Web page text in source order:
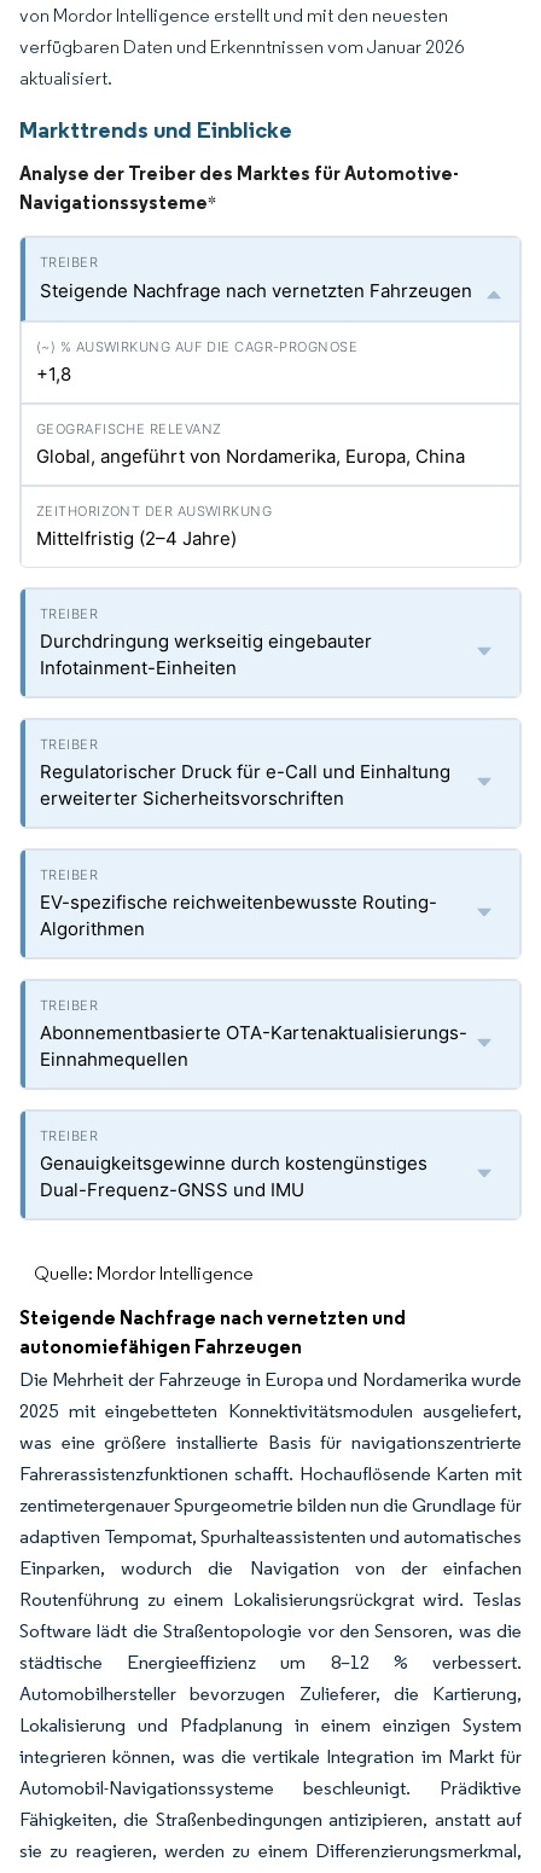
von Mordor Intelligence erstellt und mit den neuesten
verfügbaren Daten und Erkenntnissen vom Januar 2026
aktualisiert.
Markttrends und Einblicke
Analyse der Treiber des Marktes für Automotive-
Navigationssysteme*
Steigende Nachfrage nach vernetzten Fahrzeugen
+1,8
Global, angeführt von Nordamerika, Europa, China
Mittelfristig (2–4 Jahre)
Durchdringung werkseitig eingebauter
Infotainment-Einheiten
Regulatorischer Druck für e-Call und Einhaltung
erweiterter Sicherheitsvorschriften
EV-spezifische reichweitenbewusste Routing-
Algorithmen
Abonnementbasierte OTA-Kartenaktualisierungs-
Einnahmequellen
Genauigkeitsgewinne durch kostengünstiges
Dual-Frequenz-GNSS und IMU
Quelle: Mordor Intelligence
Steigende Nachfrage nach vernetzten und
autonomiefähigen Fahrzeugen
Die Mehrheit der Fahrzeuge in Europa und Nordamerika wurde
2025 mit eingebetteten Konnektivitätsmodulen ausgeliefert,
was eine größere installierte Basis für navigationszentrierte
Fahrerassistenzfunktionen schafft. Hochauflösende Karten mit
zentimetergenauer Spurgeometrie bilden nun die Grundlage für
adaptiven Tempomat, Spurhalteassistenten und automatisches
Einparken, wodurch die Navigation von der einfachen
Routenführung zu einem Lokalisierungsrückgrat wird. Teslas
Software lädt die Straßentopologie vor den Sensoren, was die
städtische Energieeffizienz um 8–12 % verbessert.
Automobilhersteller bevorzugen Zulieferer, die Kartierung,
Lokalisierung und Pfadplanung in einem einzigen System
integrieren können, was die vertikale Integration im Markt für
Automobil-Navigationssysteme beschleunigt. Prädiktive
Fähigkeiten, die Straßenbedingungen antizipieren, anstatt auf
sie zu reagieren, werden zu einem Differenzierungsmerkmal,